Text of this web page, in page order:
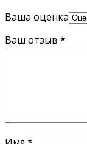
Ваша оценка
Ваш отзыв *